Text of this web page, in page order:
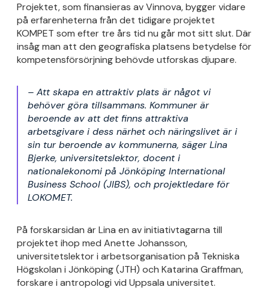
Projektet, som finansieras av Vinnova, bygger vidare
på erfarenheterna från det tidigare projektet
KOMPET som efter tre års tid nu går mot sitt slut. Där
insåg man att den geografiska platsens betydelse för
kompetensförsörjning behövde utforskas djupare.
– Att skapa en attraktiv plats är något vi
behöver göra tillsammans. Kommuner är
beroende av att det finns attraktiva
arbetsgivare i dess närhet och näringslivet är i
sin tur beroende av kommunerna, säger Lina
Bjerke, universitetslektor, docent i
nationalekonomi på Jönköping International
Business School (JIBS), och projektledare för
LOKOMET.
På forskarsidan är Lina en av initiativtagarna till
projektet ihop med Anette Johansson,
universitetslektor i arbetsorganisation på Tekniska
Högskolan i Jönköping (JTH) och Katarina Graffman,
forskare i antropologi vid Uppsala universitet.